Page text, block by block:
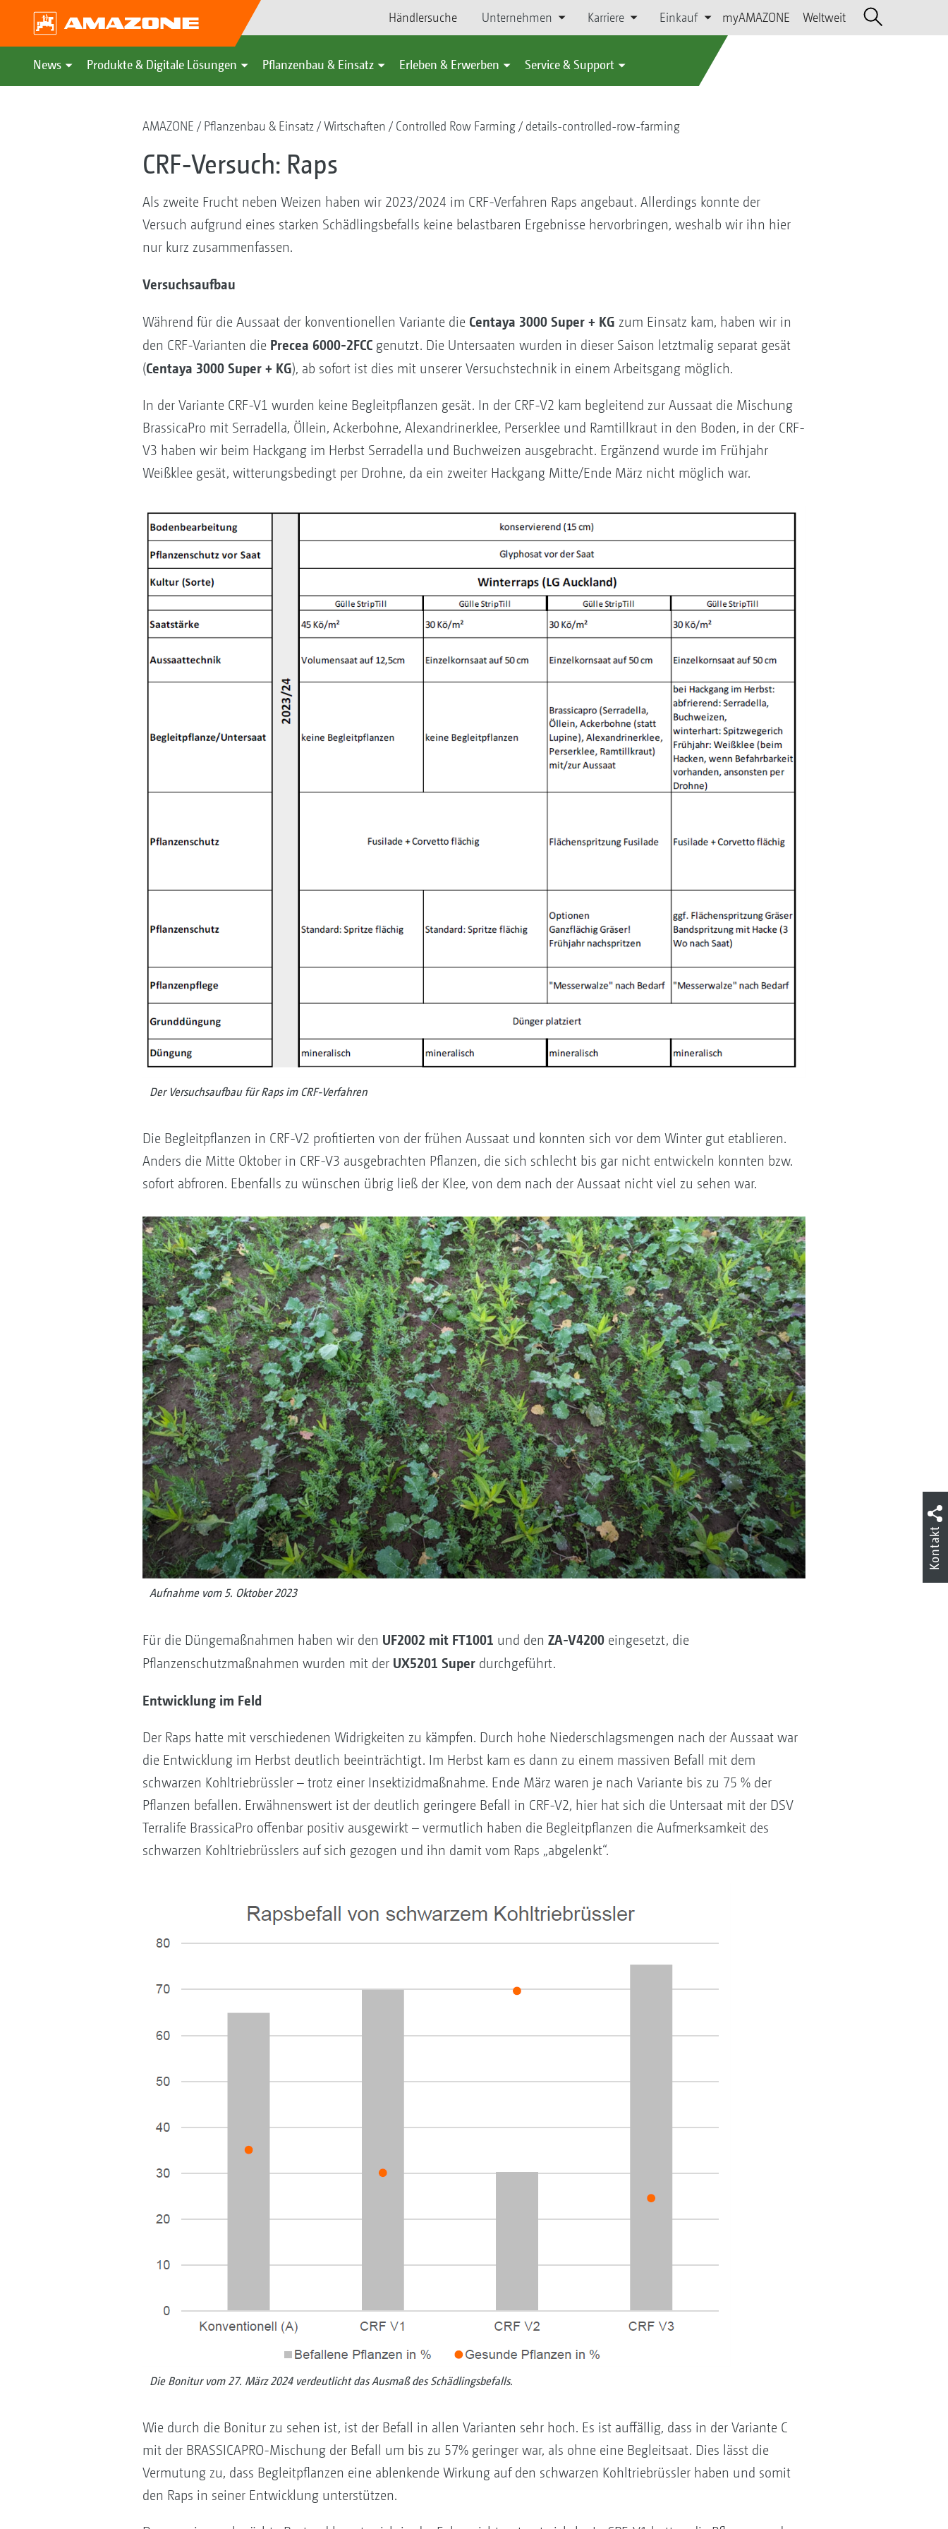
Händlersuche Unternehmen Karriere Einkauf myAMAZONE Weltweit
News Produkte & Digitale Lösungen Pflanzenbau & Einsatz Erleben & Erwerben Service & Support
AMAZONE Pflanzenbau & Einsatz Wirtschaften Controlled Row Farming details-controlled-row-farming
CRF-Versuch: Raps
Als zweite Frucht neben Weizen haben wir 2023/2024 im CRF-Verfahren Raps angebaut. Allerdings konnte der
Versuch aufgrund eines starken Schädlingsbefalls keine belastbaren Ergebnisse hervorbringen, weshalb wir ihn hier
nur kurz zusammenfassen.
Versuchsaufbau
Während für die Aussaat der konventionellen Variante die Centaya 3000 Super + KG zum Einsatz kam, haben wir in
den CRF-Varianten die Precea 6000-2FCCgenutzt. Die Untersaaten wurden in dieser Saison letztmalig separat gesät
(Centaya 3000 Super + KG), ab sofort ist dies mit unserer Versuchstechnik in einem Arbeitsgang möglich.
In der Variante CRF-V1 wurden keine Begleitpflanzen gesät. In der CRF-V2 kam begleitend zur Aussaat die Mischung
BrassicaPro mit Serradella, Öllein, Ackerbohne, Alexandrinerklee, Perserklee und Ramtillkraut in den Boden, in der CRF-
V3 haben wir beim Hackgang im Herbst Serradella und Buchweizen ausgebracht. Ergänzend wurde im Frühjahr
Weißklee gesät, witterungsbedingt per Drohne, da ein zweiter Hackgang Mitte/Ende März nicht möglich war.
Der Versuchsaufbau für Raps im CRF-Verfahren
Die Begleitpflanzen in CRF-V2 profitierten von der frühen Aussaat und konnten sich vor dem Winter gut etablieren.
Anders die Mitte Oktober in CRF-V3 ausgebrachten Pflanzen, die sich schlecht bis gar nicht entwickeln konnten bzw.
sofort abfroren. Ebenfalls zu wünschen übrig ließ der Klee, von dem nach der Aussaat nicht viel zu sehen war.
Aufnahme vom 5. Oktober 2023
Für die Düngemaßnahmen haben wir den UF2002 mit FT1001 und den ZA-V4200eingesetzt, die
Pflanzenschutzmaßnahmen wurden mit der UX5201 Superdurchgeführt.
Entwicklung im Feld
Der Raps hatte mit verschiedenen Widrigkeiten zu kämpfen. Durch hohe Niederschlagsmengen nach der Aussaat war
die Entwicklung im Herbst deutlich beeinträchtigt. Im Herbst kam es dann zu einem massiven Befall mit dem
schwarzen Kohltriebrüssler – trotz einer Insektizidmaßnahme. Ende März waren je nach Variante bis zu 75 % der
Pflanzen befallen. Erwähnenswert ist der deutlich geringere Befall in CRF-V2, hier hat sich die Untersaat mit der DSV
Terralife BrassicaPro offenbar positiv ausgewirkt – vermutlich haben die Begleitpflanzen die Aufmerksamkeit des
schwarzen Kohltriebrüsslers auf sich gezogen und ihn damit vom Raps „abgelenkt“.
Die Bonitur vom 27. März 2024 verdeutlicht das Ausmaß des Schädlingsbefalls.
Wie durch die Bonitur zu sehen ist, ist der Befall in allen Varianten sehr hoch. Es ist auffällig, dass in der Variante C
mit der BRASSICAPRO-Mischung der Befall um bis zu 57% geringer war, als ohne eine Begleitsaat. Dies lässt die
Vermutung zu, dass Begleitpflanzen eine ablenkende Wirkung auf den schwarzen Kohltriebrüssler haben und somit
den Raps in seiner Entwicklung unterstützen.
Kontakt